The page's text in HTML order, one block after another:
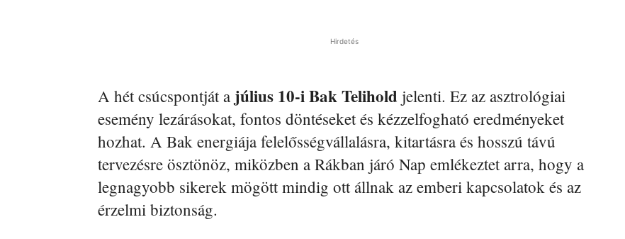
Hirdetés
A hét csúcspontját a július 10-i Bak Telihold jelenti. Ez az asztrológiai
esemény lezárásokat, fontos döntéseket és kézzelfogható eredményeket
hozhat. A Bak energiája felelősségvállalásra, kitartásra és hosszú távú
tervezésre ösztönöz, miközben a Rákban járó Nap emlékeztet arra, hogy a
legnagyobb sikerek mögött mindig ott állnak az emberi kapcsolatok és az
érzelmi biztonság.